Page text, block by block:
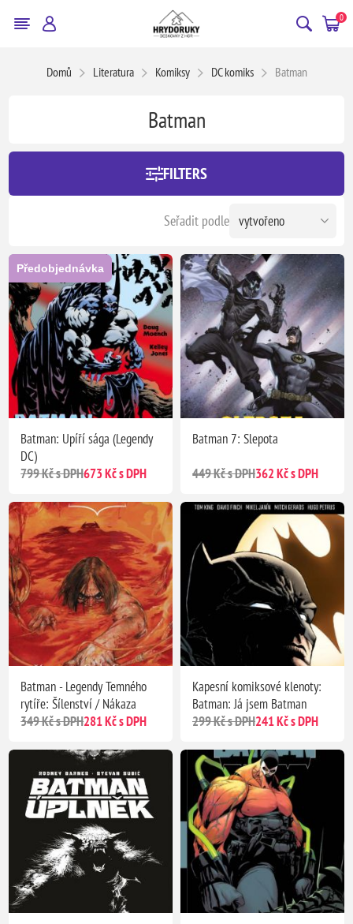
0
Domů Literatura Komiksy DC komiks Batman
Batman
FILTERS
Seřadit podle
Předobjednávka
Batman: Upíří sága (Legendy
DC)
799 Kč s DPH673 Kč s DPH
Batman 7: Slepota
449 Kč s DPH362 Kč s DPH
Batman - Legendy Temného
rytíře: Šílenství / Nákaza
349 Kč s DPH281 Kč s DPH
Kapesní komiksové klenoty:
Batman: Já jsem Batman
299 Kč s DPH241 Kč s DPH